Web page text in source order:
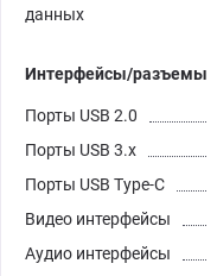
данных
Интерфейсы/разъемы
Порты USB 2.0
Порты USB 3.х
Порты USB Type-C
Видео интерфейсы
Аудио интерфейсы